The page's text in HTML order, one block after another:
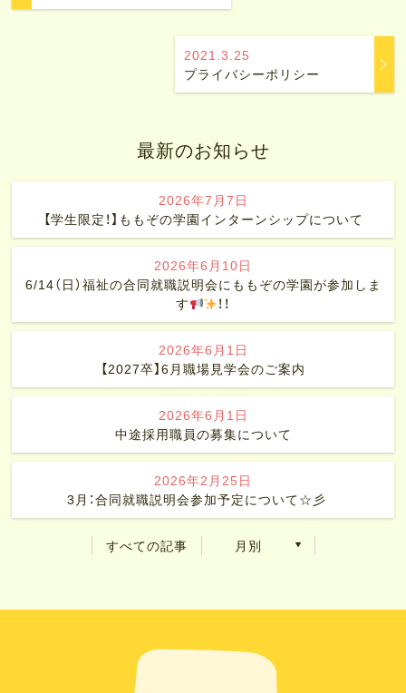
2021.3.25
プライバシーポリシー
最新のお知らせ
2026年7月7日
【学生限定！】ももぞの学園インターンシップについて
2026年6月10日
6/14（日）福祉の合同就職説明会にももぞの学園が参加しま
す
！！
2026年6月1日
【2027卒】6月職場見学会のご案内
2026年6月1日
中途採用職員の募集について
2026年2月25日
3月：合同就職説明会参加予定について☆彡
すべての記事 月別